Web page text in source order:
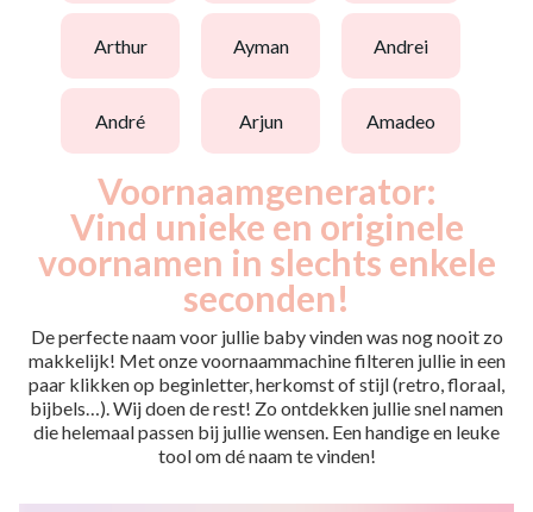
arthur ayman andrei
andré arjun amadeo
Voornaamgenerator:
Vind unieke en originele
voornamen in slechts enkele
seconden!
De perfecte naam voor jullie baby vinden was nog nooit zo
makkelijk! Met onze voornaammachine filteren jullie in een
paar klikken op beginletter, herkomst of stijl (retro, floraal,
bijbels…). Wij doen de rest! Zo ontdekken jullie snel namen
die helemaal passen bij jullie wensen. Een handige en leuke
tool om dé naam te vinden!